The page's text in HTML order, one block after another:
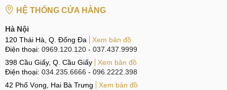
HỆ THỐNG CỬA HÀNG
Hà Nội
120 Thái Hà, Q. Đống Đa
Xem bản đồ
Điện thoại: 0969.120.120 - 037.437.9999
398 Cầu Giấy, Q. Cầu Giấy
Xem bản đồ
Điện thoại: 034.235.6666 - 096.2222.398
42 Phố Vọng, Hai Bà Trưng
Xem bản đồ